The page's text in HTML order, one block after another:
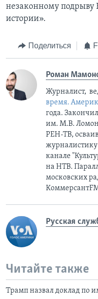
незаконному
истории».
Поделиться
Роман
Журналист,
время.
года.
им. М.В.
РЕН-ТВ,
журналистику
канале
на НТВ.
московских
Русская
Читайте также
Трамп назвал доклад по